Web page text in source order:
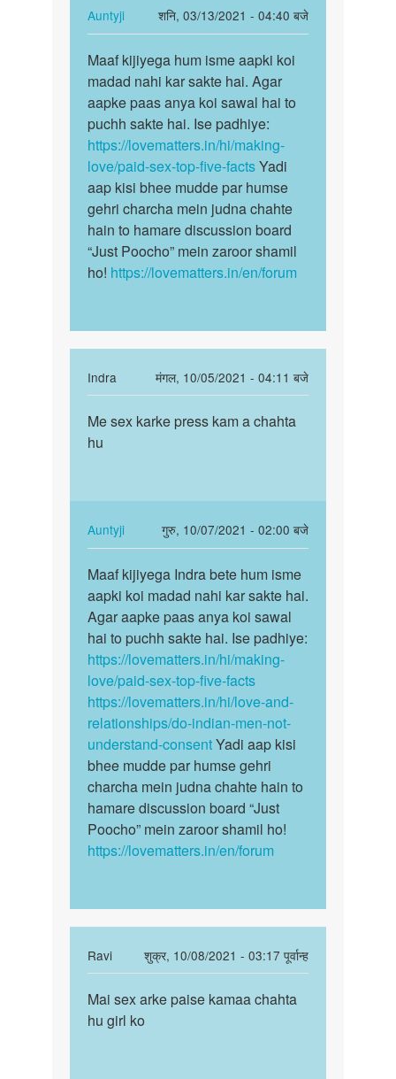
कमाना…
by
Lokesh
Auntyji
शनि, 03/13/2021 - 04:40 बजे
In
reply
to
Sex
Karke
paisa
kamana
by
Sachin.
Yadav
Maaf
kijiyega
hum
isme
aapki…
Maaf kijiyega hum isme aapki koi
madad nahi kar sakte hai. Agar
aapke paas anya koi sawal hai to
puchh sakte hai. Ise padhiye:
https://lovematters.in/hi/making-
love/paid-sex-top-five-factsYadi
aap kisi bhee mudde par humse
gehri charcha mein judna chahte
hain to hamare discussion board
“Just Poocho” mein zaroor shamil
ho! https://lovematters.in/en/forum
Indra
मंगल, 10/05/2021 - 04:11 बजे
reply
to
पैसा
कमाना…
by
Lokesh
Me
sex
kam
a…
Me sex karke press kam a chahta
hu
Auntyji
गुरु, 10/07/2021 - 02:00 बजे
In
reply
to
Me
sex
karke
press
kam
a…
by
Indra
Maaf
kijiyega
Indra
bete
hum…
Maaf kijiyega Indra bete hum isme
aapki koi madad nahi kar sakte hai.
Agar aapke paas anya koi sawal
hai to puchh sakte hai. Ise padhiye:
https://lovematters.in/hi/making-
love/paid-sex-top-five-facts
https://lovematters.in/hi/love-and-
relationships/do-indian-men-not-
understand-consentYadi aap kisi
bhee mudde par humse gehri
charcha mein judna chahte hain to
hamare discussion board “Just
Poocho” mein zaroor shamil ho!
https://lovematters.in/en/forum
Ravi
शुक्र, 10/08/2021 - 03:17 पूर्वान्ह
In
reply
to
में
Mai
sex
Mai sex arke paise kamaa chahta
hu girl ko